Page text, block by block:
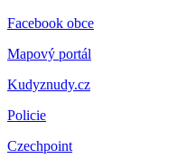
Facebook obce
Mapový portál
Kudyznudy.cz
Policie
Czechpoint